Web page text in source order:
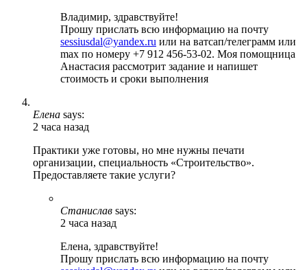
Владимир, здравствуйте!
Прошу прислать всю информацию на почту
sessiusdal@yandex.ru или на ватсап/телеграмм или
max по номеру +7 912 456-53-02. Моя помощница
Анастасия рассмотрит задание и напишет
стоимость и сроки выполнения
Елена says:
2 часа назад
Практики уже готовы, но мне нужны печати
организации, специальность «Строительство».
Предоставляете такие услуги?
Станислав says:
2 часа назад
Елена, здравствуйте!
Прошу прислать всю информацию на почту